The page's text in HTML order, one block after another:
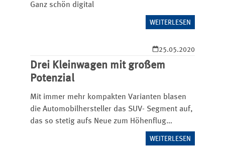
Ganz schön digital
WEITERLESEN
25.05.2020
Drei Kleinwagen mit großem
Potenzial
Mit immer mehr kompakten ­Varianten blasen
die Automobilhersteller das SUV- Segment auf,
das so stetig aufs Neue zum Höhenflug
ansetzt. Trotzdem halten sich klassische
Kleinwagen wacker in der Zulassungsstatistik.
WEITERLESEN